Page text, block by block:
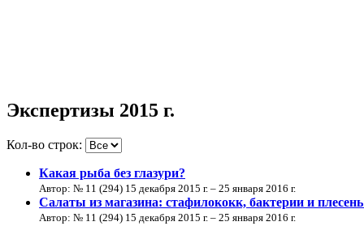
Экспертизы 2015 г.
Кол-во строк:
Какая рыба без глазури?
Автор: № 11 (294) 15 декабря 2015 г. – 25 января 2016 г.
Салаты из магазина: стафилококк, бактерии и
Автор: № 11 (294) 15 декабря 2015 г. – 25 января 2016 г.